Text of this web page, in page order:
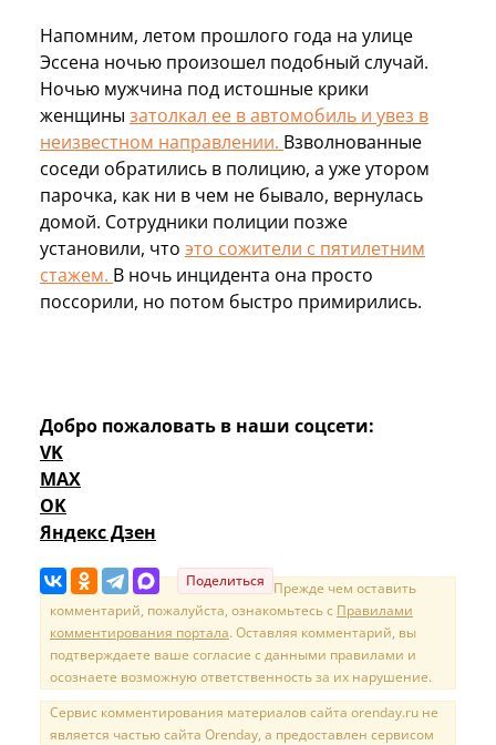
Напомним, летом прошлого года на улице
Эссена ночью произошел подобный случай.
Ночью мужчина под истошные крики
женщины затолкал ее в автомобиль и увез в
неизвестном направлении. Взволнованные
соседи обратились в полицию, а уже утором
парочка, как ни в чем не бывало, вернулась
домой. Сотрудники полиции позже
установили, что это сожители с пятилетним
стажем. В ночь инцидента она просто
поссорили, но потом быстро примирились.
Добро пожаловать в наши соцсети:
VK
MAX
OK
Яндекс Дзен
Поделиться Прежде чем оставить
комментарий, пожалуйста, ознакомьтесь с Правилами
комментирования портала. Оставляя комментарий, вы
подтверждаете ваше согласие с данными правилами и
осознаете возможную ответственность за их нарушение.
Сервис комментирования материалов сайта orenday.ru не
является частью сайта Orenday, а предоставлен сервисом